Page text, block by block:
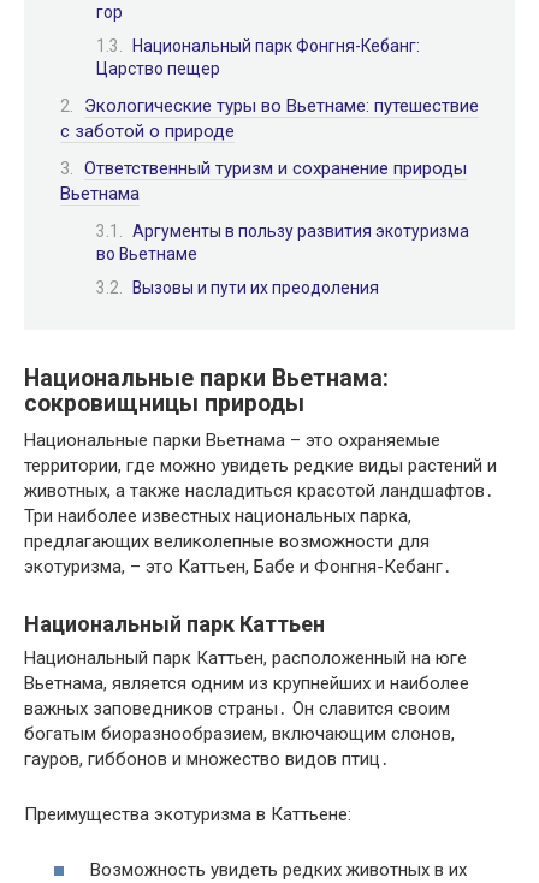
гор
Национальный парк Фонгня-Кебанг:
Царство пещер
Экологические туры во Вьетнаме: путешествие
с заботой о природе
Ответственный туризм и сохранение природы
Вьетнама
Аргументы в пользу развития экотуризма
во Вьетнаме
Вызовы и пути их преодоления
Национальные парки Вьетнама:
сокровищницы природы
Национальные парки Вьетнама – это охраняемые
территории, где можно увидеть редкие виды растений и
животных, а также насладиться красотой ландшафтов․
Три наиболее известных национальных парка,
предлагающих великолепные возможности для
экотуризма, – это Каттьен, Бабе и Фонгня-Кебанг․
Национальный парк Каттьен
Национальный парк Каттьен, расположенный на юге
Вьетнама, является одним из крупнейших и наиболее
важных заповедников страны․ Он славится своим
богатым биоразнообразием, включающим слонов,
гауров, гиббонов и множество видов птиц․
Преимущества экотуризма в Каттьене:
Возможность увидеть редких животных в их